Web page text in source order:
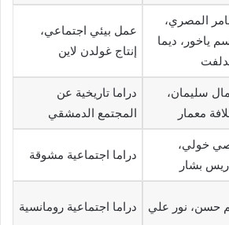
المصري،
ياخور، ديما
عمل بيئي اجتماعي،
إنتاج غولدن لاين
سليمان،
معمار
دراما تاريخية عن
المجتمع الدمشقي
خولي،
بشار
دراما اجتماعية مشوقة
حسن، نور علي دراما اجتماعية رومانسية